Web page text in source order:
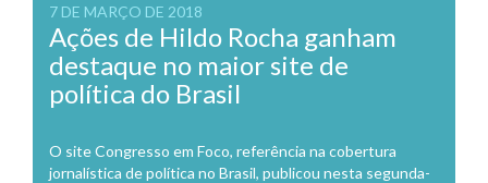
7 DE MARÇO DE 2018
Ações de Hildo Rocha ganham
destaque no maior site de
política do Brasil
O site Congresso em Foco, referência na cobertura
jornalística de política no Brasil, publicou nesta segunda-